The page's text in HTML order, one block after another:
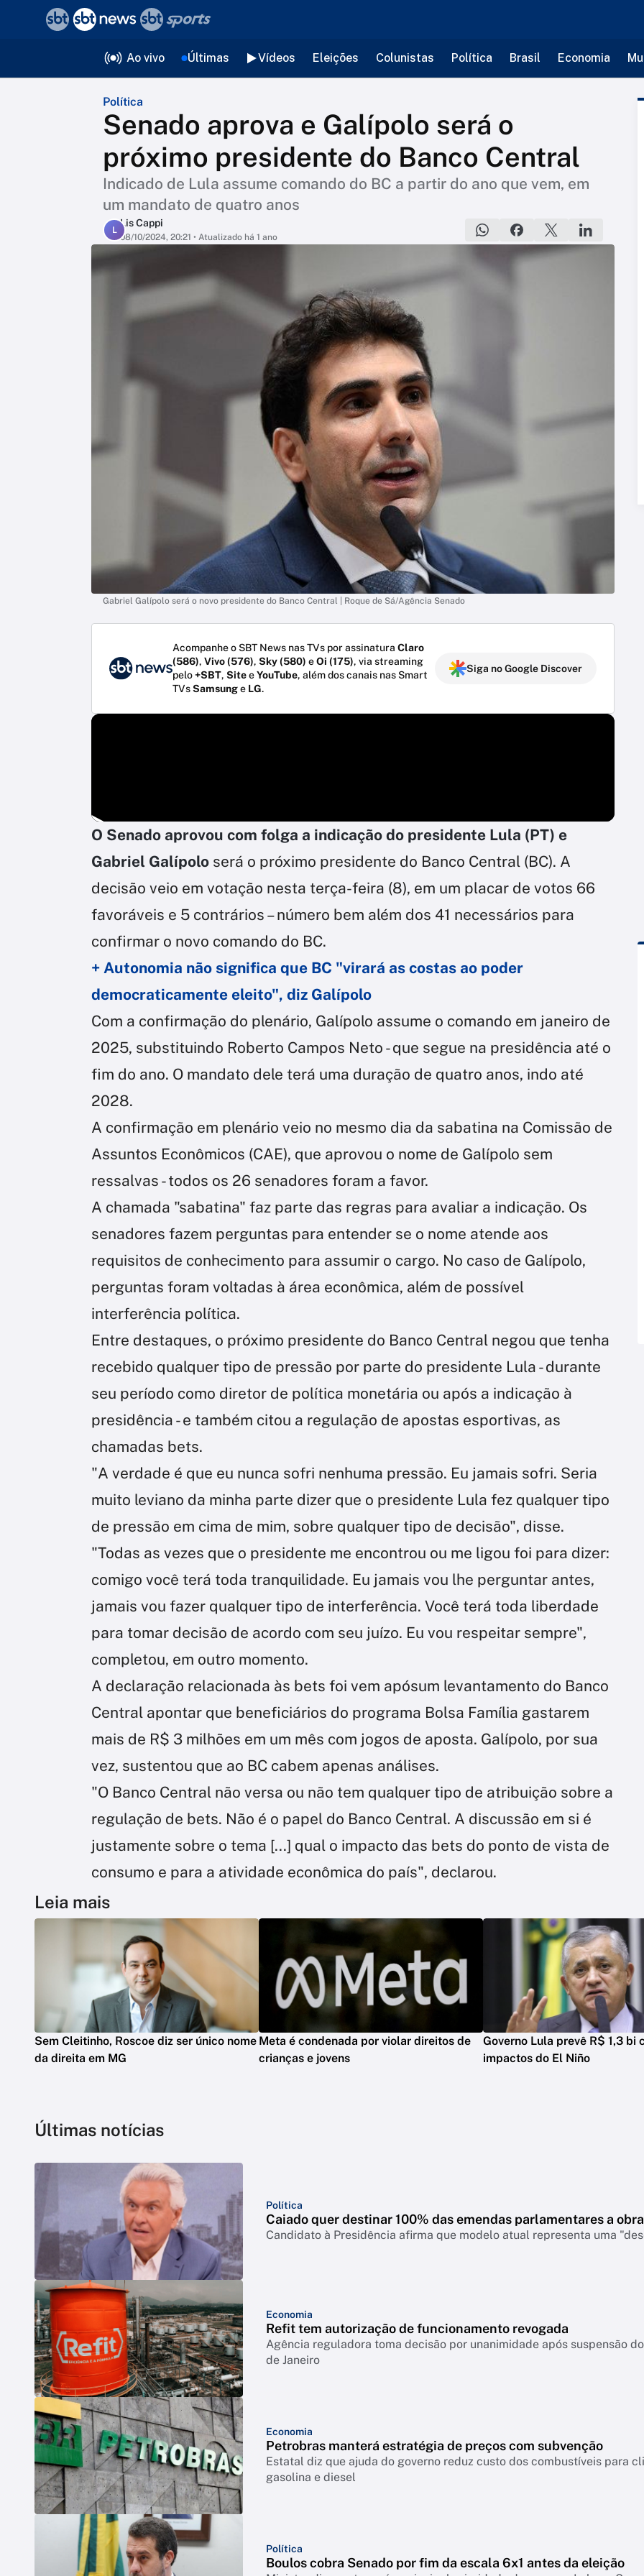
Ao vivo Últimas Vídeos Eleições Colunistas Política Brasil Economia
Política
Senado aprova e Galípolo será o
próximo presidente do Banco Central
Indicado de Lula assume comando do BC a partir do ano que vem, em
um mandato de quatro anos
L
Lis Cappi
08/10/2024, 20:21 • Atualizado há 1 ano
Gabriel Galípolo será o novo presidente do Banco Central | Roque de Sá/Agência Senado
Acompanhe o SBT News nas TVs por assinatura Claro
(586), Vivo (576), Sky (580) eOi (175), via streaming
pelo+SBT, SiteeYouTube, além dos canais nas Smart
TVsSamsunge LG.
Siga no Google Discover
O Senado aprovou com folga a indicação do presidente Lula (PT) e
Gabriel Galípolo será o próximo presidente do Banco Central (BC). A
decisão veio em votação nesta terça-feira (8), em um placar de votos 66
favoráveis e 5 contrários – número bem além dos 41 necessários para
confirmar o novo comando do BC.
+ Autonomia não significa que BC "virará as costas ao poder
democraticamente eleito", diz Galípolo
Com a confirmação do plenário, Galípolo assume o comando em janeiro de
2025, substituindo Roberto Campos Neto - que segue na presidência até o
fim do ano. O mandato dele terá uma duração de quatro anos, indo até
2028.
A confirmação em plenário veio no mesmo dia da sabatina na Comissão de
Assuntos Econômicos (CAE), que aprovou o nome de Galípolo sem
ressalvas - todos os 26 senadores foram a favor.
A chamada "sabatina" faz parte das regras para avaliar a indicação. Os
senadores fazem perguntas para entender se o nome atende aos
requisitos de conhecimento para assumir o cargo. No caso de Galípolo,
perguntas foram voltadas à área econômica, além de possível
interferência política.
Entre destaques, o próximo presidente do Banco Central negou que tenha
recebido qualquer tipo de pressão por parte do presidente Lula - durante
seu período como diretor de política monetária ou após a indicação à
presidência - e também citou a regulação de apostas esportivas, as
chamadas bets.
"A verdade é que eu nunca sofri nenhuma pressão. Eu jamais sofri. Seria
muito leviano da minha parte dizer que o presidente Lula fez qualquer tipo
de pressão em cima de mim, sobre qualquer tipo de decisão", disse.
"Todas as vezes que o presidente me encontrou ou me ligou foi para dizer:
comigo você terá toda tranquilidade. Eu jamais vou lhe perguntar antes,
jamais vou fazer qualquer tipo de interferência. Você terá toda liberdade
para tomar decisão de acordo com seu juízo. Eu vou respeitar sempre",
completou, em outro momento.
A declaração relacionada às bets foi vem apósum levantamento do Banco
Central apontar que beneficiários do programa Bolsa Família gastarem
mais de R$ 3 milhões em um mês com jogos de aposta. Galípolo, por sua
vez, sustentou que ao BC cabem apenas análises.
"O Banco Central não versa ou não tem qualquer tipo de atribuição sobre a
regulação de bets. Não é o papel do Banco Central. A discussão em si é
justamente sobre o tema [...] qual o impacto das bets do ponto de vista de
consumo e para a atividade econômica do país", declarou.
Leia mais
Sem Cleitinho, Roscoe diz ser único nome
da direita em MG
Meta é condenada por violar direitos de
crianças e jovens
Governo Lula prevê R$ 1,3 bi
impactos do El Niño
Últimas notícias
Política
Caiado quer destinar 100% das emendas parlamentares a
Candidato à Presidência afirma que modelo atual representa uma
Economia
Refit tem autorização de funcionamento revogada
Agência reguladora toma decisão por unanimidade após suspensão
de Janeiro
Economia
Petrobras manterá estratégia de preços com subvenção
Estatal diz que ajuda do governo reduz custo dos combustíveis para
gasolina e diesel
Política
Boulos cobra Senado por fim da escala 6x1 antes da eleição
voltar
Editorias